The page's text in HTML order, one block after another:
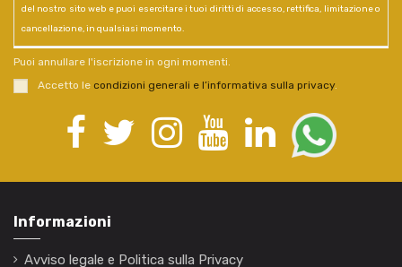
del nostro sito web e puoi esercitare i tuoi diritti di accesso, rettifica, limitazione o
cancellazione, in qualsiasi momento.
Puoi annullare l'iscrizione in ogni momenti.
Accetto le condizioni generali e l’informativa sulla privacy.
Informazioni
Avviso legale e Politica sulla Privacy